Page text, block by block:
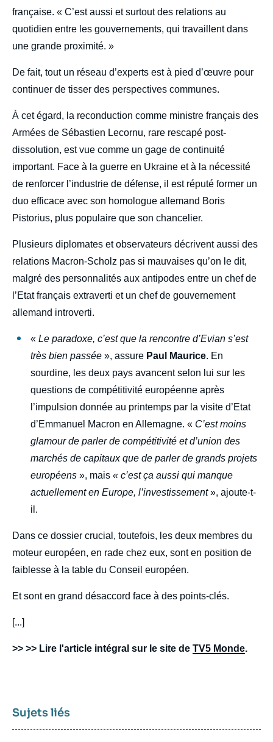
française. « C’est aussi et surtout des relations au
quotidien entre les gouvernements, qui travaillent dans
une grande proximité. »
De fait, tout un réseau d’experts est à pied d’œuvre pour
continuer de tisser des perspectives communes.
À cet égard, la reconduction comme ministre français des
Armées de Sébastien Lecornu, rare rescapé post-
dissolution, est vue comme un gage de continuité
important. Face à la guerre en Ukraine et à la nécessité
de renforcer l’industrie de défense, il est réputé former un
duo efficace avec son homologue allemand Boris
Pistorius, plus populaire que son chancelier.
Plusieurs diplomates et observateurs décrivent aussi des
relations Macron-Scholz pas si mauvaises qu’on le dit,
malgré des personnalités aux antipodes entre un chef de
l’Etat français extraverti et un chef de gouvernement
allemand introverti.
« Le paradoxe, c’est que la rencontre d’Evian s’est
très bien passée », assure Paul Maurice. En
sourdine, les deux pays avancent selon lui sur les
questions de compétitivité européenne après
l’impulsion donnée au printemps par la visite d’Etat
d’Emmanuel Macron en Allemagne. « C’est moins
glamour de parler de compétitivité et d’union des
marchés de capitaux que de parler de grands projets
européens », mais « c’est ça aussi qui manque
actuellement en Europe, l’investissement», ajoute-t-
il.
Dans ce dossier crucial, toutefois, les deux membres du
moteur européen, en rade chez eux, sont en position de
faiblesse à la table du Conseil européen.
Et sont en grand désaccord face à des points-clés.
[...]
>> >> Lire l'article intégral sur le site de TV5 Monde.
Sujets liés